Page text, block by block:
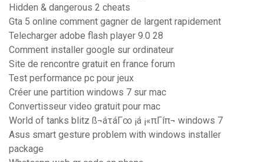
Hidden & dangerous 2 cheats
Gta 5 online comment gagner de largent rapidement
Telecharger adobe flash player 9.0 28
Comment installer google sur ordinateur
Site de rencontre gratuit en france forum
Test performance pc pour jeux
Créer une partition windows 7 sur mac
Convertisseur video gratuit pour mac
World of tanks blitz ß¬áτáΓ∞ ¡á ¡«πΓíπ¬ windows 7
Asus smart gesture problem with windows installer
package